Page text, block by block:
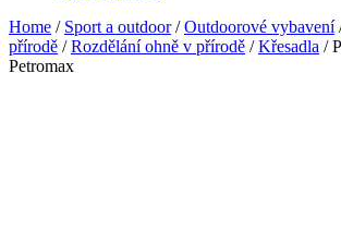
Home / Sport a outdoor/Outdoorové vybavení
přírodě /Rozdělání ohně v přírodě /Křesadla /
Petromax